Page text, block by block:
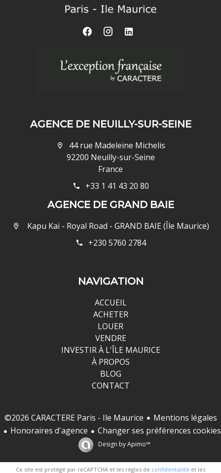
AGENCE DE NEUILLY-SUR-SEINE
44 rue Madeleine Michelis
92200 Neuilly-sur-Seine
France
+33 1 41 43 20 80
AGENCE DE GRAND BAIE
Kapu Kaï - Royal Road - GRAND BAIE (Île Maurice)
+230 5760 2784
NAVIGATION
ACCUEIL
ACHETER
LOUER
VENDRE
INVESTIR À L'ÎLE MAURICE
À PROPOS
BLOG
CONTACT
©2026 CARACTERE Paris - Ile Maurice
Mentions légales
Honoraires d'agence
Changer ses préférences cookies
Design byApimo™
Ce site est protégé par reCAPTCHA et les règles de confidentialité et les